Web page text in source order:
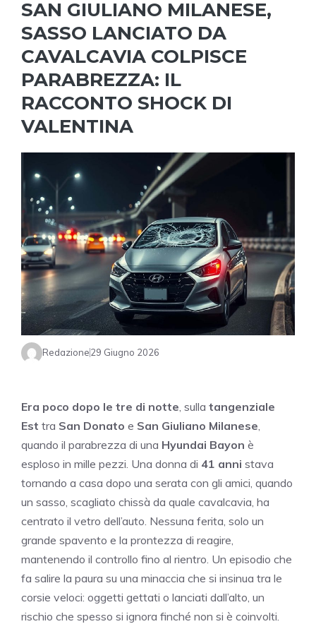
SAN GIULIANO MILANESE,
SASSO LANCIATO DA
CAVALCAVIA COLPISCE
PARABREZZA: IL
RACCONTO SHOCK DI
VALENTINA
Redazione29 Giugno 2026
Era poco dopo le tre di notte , sulla tangenziale
Est tra San Donato e San Giuliano Milanese
quando il parabrezza di una Hyundai Bayon è
esploso in mille pezzi. Una donna di 41 anni stava
tornando a casa dopo una serata con gli amici, quando
un sasso, scagliato chissà da quale cavalcavia, ha
centrato il vetro dell’auto. Nessuna ferita, solo un
grande spavento e la prontezza di reagire,
mantenendo il controllo fino al rientro. Un episodio che
fa salire la paura su una minaccia che si insinua tra le
corsie veloci: oggetti gettati o lanciati dall’alto, un
rischio che spesso si ignora finché non si è coinvolti.